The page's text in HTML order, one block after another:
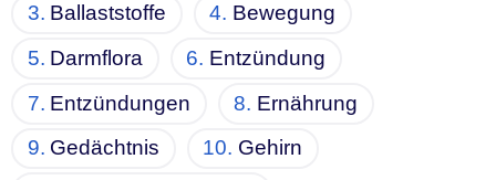
Ballaststoffe
Bewegung
Darmflora
Entzündung
Entzündungen
Ernährung
Gedächtnis
Gehirn